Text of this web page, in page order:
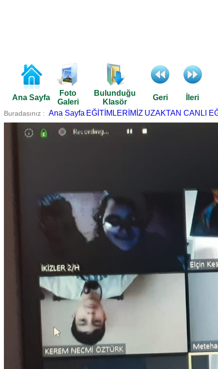
Ana Sayfa
Foto
Galeri
Bulunduğu
Klasör
Geri İleri
Buradasınız : Ana Sayfa EĞİTİMLERİMİZ UZAKTAN CANLI